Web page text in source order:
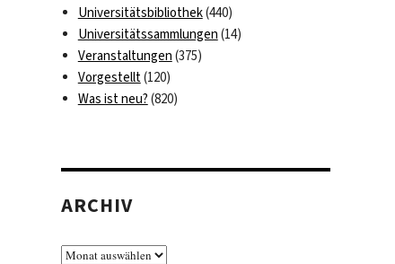
Universitätsbibliothek(440)
Universitätssammlungen (14)
Veranstaltungen (375)
Vorgestellt(120)
Was ist neu? (820)
ARCHIV
Archiv